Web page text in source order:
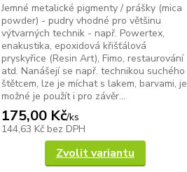
Jemné metalické pigmenty / prášky (mica
powder) - pudry vhodné pro většinu
výtvarných technik - např. Powertex,
enakustika, epoxidová křišťálová
pryskyřice (Resin Art), Fimo, restaurování
atd. Nanášejí se např. technikou suchého
štětcem, lze je míchat s lakem, barvami, je
možné je použít i pro závěr...
175,00 Kč/ks
144,63 Kč bez DPH
Zvolit variantu